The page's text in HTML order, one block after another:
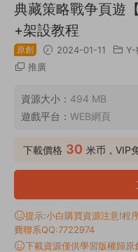
典藏策略戰争頁遊
+架設教程
原創 2024-01-11 Y-
推廣
資源大小： 494 MB
遊戲平台： WEB網頁
下載價格 30 米币，VIP
提示:小白購買資源注意!程
費聯系QQ:7722974
下載資源僅供學習版權歸